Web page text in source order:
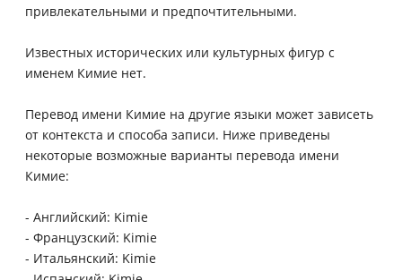
привлекательными и предпочтительными.
Известных исторических или культурных фигур с
именем Кимие нет.
Перевод имени Кимие на другие языки может зависеть
от контекста и способа записи. Ниже приведены
некоторые возможные варианты перевода имени
Кимие:
- Английский: Kimie
- Французский: Kimie
- Итальянский: Kimie